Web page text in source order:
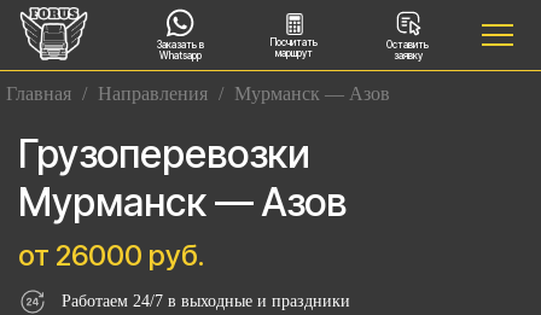
Заказать в
Whatsapp
Посчитать
маршрут
Оставить
заявку
Главная / Направления / Мурманск — Азов
Грузоперевозки
Мурманск — Азов
от 26000 руб.
Работаем 24/7 в выходные и праздники